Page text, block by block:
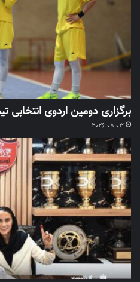
برگزاری دومین اردوی انتخابی
2026-08-03